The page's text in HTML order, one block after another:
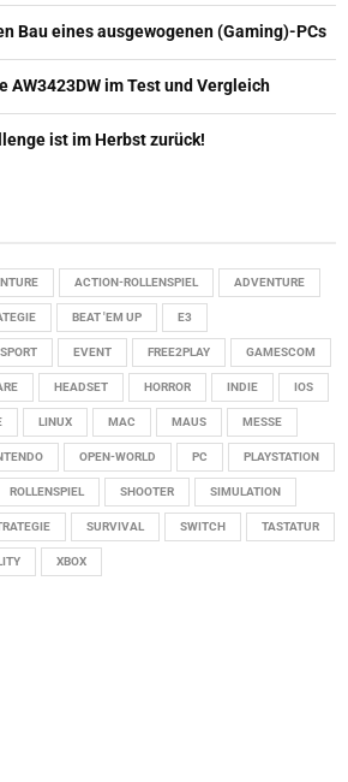
Bau eines ausgewogenen (Gaming)-PCs
AW3423DW im Test und Vergleich
ist im Herbst zurück!
ACTION-ROLLENSPIEL ADVENTURE
BEAT 'EM UP E3
EVENT FREE2PLAY GAMESCOM
HEADSET HORROR INDIE IOS
LINUX MAC MAUS MESSE
OPEN-WORLD PC PLAYSTATION
ROLLENSPIEL SHOOTER SIMULATION
SURVIVAL SWITCH TASTATUR
XBOX